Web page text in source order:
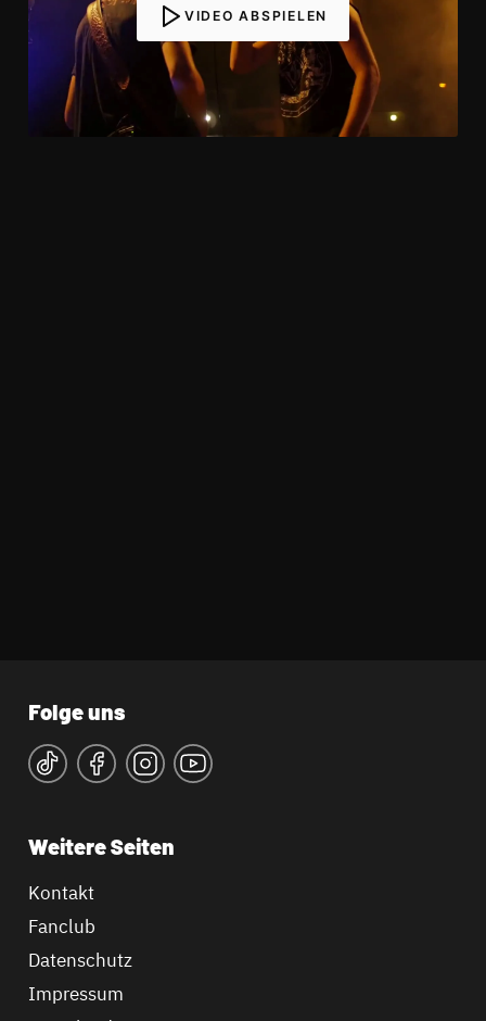
VIDEO ABSPIELEN
Folge uns
Weitere Seiten
Kontakt
Fanclub
Datenschutz
Impressum